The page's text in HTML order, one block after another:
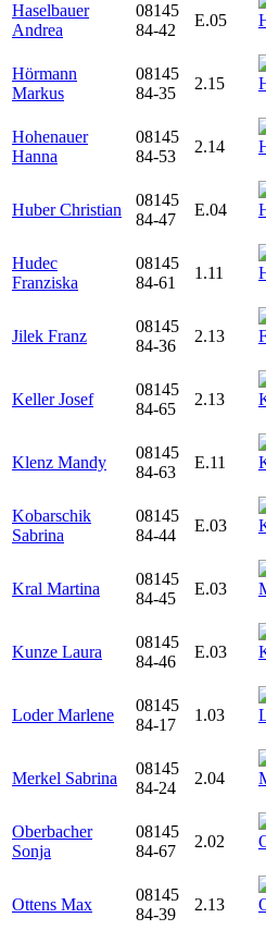
Haselbauer
Andrea
08145
84-42
E.05
Hörmann
Markus
08145
84-35
2.15
Hohenauer
Hanna
08145
84-53
2.14
Huber Christian
08145
84-47
E.04
Hudec
Franziska
08145
84-61
1.11
Jilek Franz
08145
84-36
2.13
Keller Josef
08145
84-65
2.13
Klenz Mandy
08145
84-63
E.11
Kobarschik
Sabrina
08145
84-44
E.03
Kral Martina
08145
84-45
E.03
Kunze Laura
08145
84-46
E.03
Loder Marlene
08145
84-17
1.03
Merkel Sabrina
08145
84-24
2.04
Oberbacher
Sonja
08145
84-67
2.02
Ottens Max
08145
84-39
2.13